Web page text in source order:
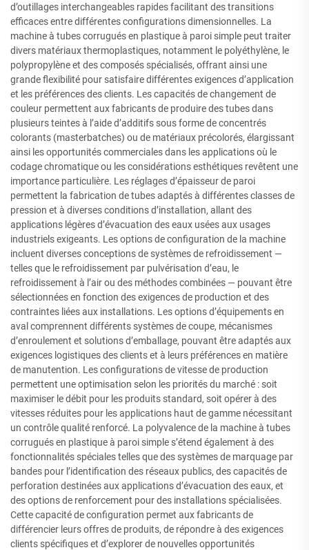
d’outillages interchangeables rapides facilitant des transitions
efficaces entre différentes configurations dimensionnelles. La
machine à tubes corrugués en plastique à paroi simple peut traiter
divers matériaux thermoplastiques, notamment le polyéthylène, le
polypropylène et des composés spécialisés, offrant ainsi une
grande flexibilité pour satisfaire différentes exigences d’application
et les préférences des clients. Les capacités de changement de
couleur permettent aux fabricants de produire des tubes dans
plusieurs teintes à l’aide d’additifs sous forme de concentrés
colorants (masterbatches) ou de matériaux précolorés, élargissant
ainsi les opportunités commerciales dans les applications où le
codage chromatique ou les considérations esthétiques revêtent une
importance particulière. Les réglages d’épaisseur de paroi
permettent la fabrication de tubes adaptés à différentes classes de
pression et à diverses conditions d’installation, allant des
applications légères d’évacuation des eaux usées aux usages
industriels exigeants. Les options de configuration de la machine
incluent diverses conceptions de systèmes de refroidissement —
telles que le refroidissement par pulvérisation d’eau, le
refroidissement à l’air ou des méthodes combinées — pouvant être
sélectionnées en fonction des exigences de production et des
contraintes liées aux installations. Les options d’équipements en
aval comprennent différents systèmes de coupe, mécanismes
d’enroulement et solutions d’emballage, pouvant être adaptés aux
exigences logistiques des clients et à leurs préférences en matière
de manutention. Les configurations de vitesse de production
permettent une optimisation selon les priorités du marché : soit
maximiser le débit pour les produits standard, soit opérer à des
vitesses réduites pour les applications haut de gamme nécessitant
un contrôle qualité renforcé. La polyvalence de la machine à tubes
corrugués en plastique à paroi simple s’étend également à des
fonctionnalités spéciales telles que des systèmes de marquage par
bandes pour l’identification des réseaux publics, des capacités de
perforation destinées aux applications d’évacuation des eaux, et
des options de renforcement pour des installations spécialisées.
Cette capacité de configuration permet aux fabricants de
différencier leurs offres de produits, de répondre à des exigences
clients spécifiques et d’explorer de nouvelles opportunités